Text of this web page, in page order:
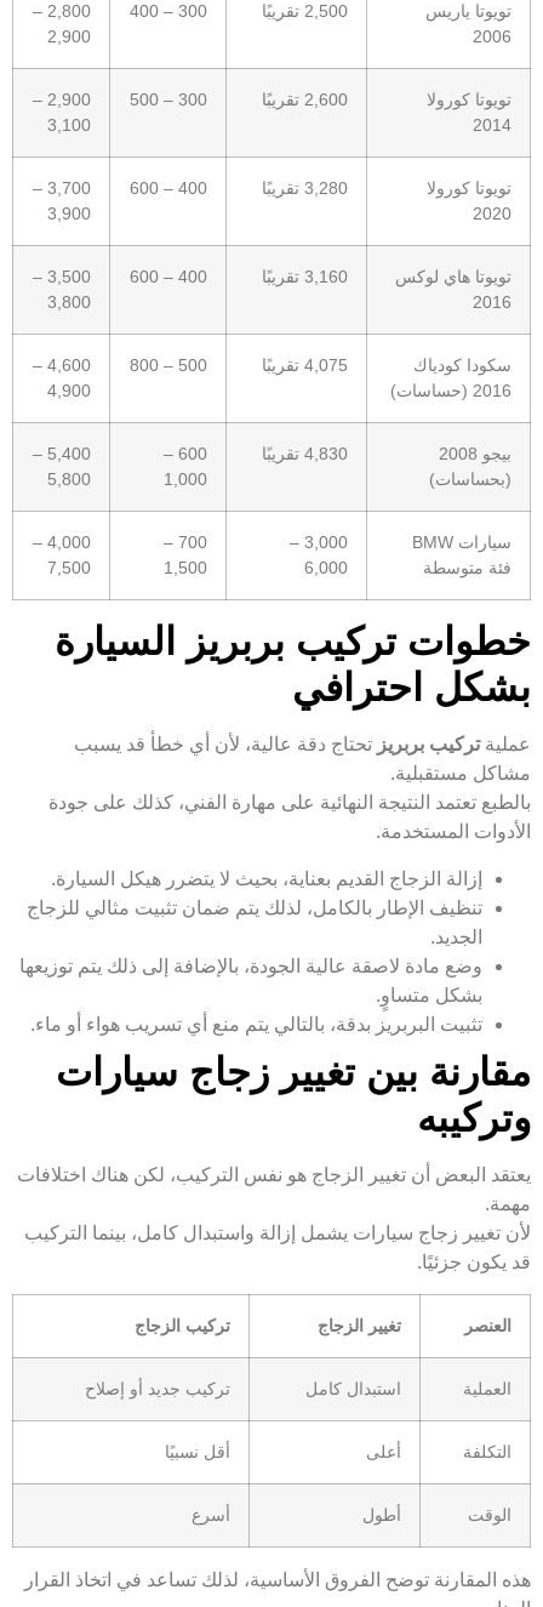
تويوتا ياريس
2006
2,500 تقريبًا 300 – 400
2,800 –
2,900
تويوتا كورولا
2014
2,600 تقريبًا 300 – 500
2,900 –
3,100
تويوتا كورولا
2020
3,280 تقريبًا 400 – 600
3,700 –
3,900
تويوتا هاي لوكس
2016
3,160 تقريبًا 400 – 600
3,500 –
3,800
سكودا كودياك
2016 (حساسات)
4,075 تقريبًا 500 – 800
4,600 –
4,900
بيجو 2008
(بحساسات)
4,830 تقريبًا
600 –
1,000
5,400 –
5,800
سيارات BMW
فئة متوسطة
3,000 –
6,000
700 –
1,500
4,000 –
7,500
خطوات تركيب بربريز السيارة
بشكل احترافي
عمليةتركيب بربريز تحتاج دقة عالية، لأن أي خطأ قد يسبب
مشاكل مستقبلية.
بالطبع تعتمد النتيجة النهائية على مهارة الفني، كذلك على جودة
الأدوات المستخدمة.
إزالة الزجاج القديم بعناية، بحيث لا يتضرر هيكل السيارة.
تنظيف الإطار بالكامل، لذلك يتم ضمان تثبيت مثالي للزجاج
الجديد.
وضع مادة لاصقة عالية الجودة، بالإضافة إلى ذلك يتم توزيعها
بشكل متساوٍ.
تثبيت البربريز بدقة، بالتالي يتم منع أي تسريب هواء أو ماء.
مقارنة بين تغيير زجاج سيارات
وتركيبه
يعتقد البعض أن تغيير الزجاج هو نفس التركيب، لكن هناك اختلافات
مهمة.
لأن تغيير زجاج سيارات يشمل إزالة واستبدال كامل، بينما التركيب
قد يكون جزئيًا.
العنصر تغيير الزجاج تركيب الزجاج
العملية استبدال كامل تركيب جديد أو إصلاح
التكلفة أعلى أقل نسبيًا
الوقت أطول أسرع
هذه المقارنة توضح الفروق الأساسية، لذلك تساعد في اتخاذ القرار